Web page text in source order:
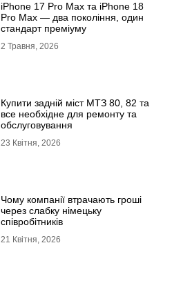
iРhone 17 Рro Мax та iРhone 18
Рro Мax — два покоління, один
стандарт преміуму
2 Травня, 2026
Купити задній міст МТЗ 80, 82 та
все необхідне для ремонту та
обслуговування
23 Квітня, 2026
Чому компанії втрачають гроші
через слабку німецьку
співробітників
21 Квітня, 2026